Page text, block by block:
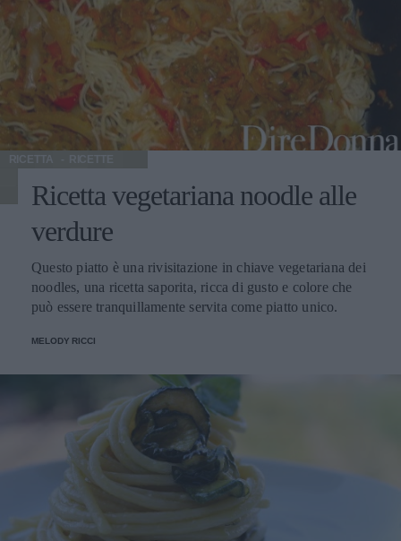
RICETTA
Ricetta vegetariana noodle alle
verdure
Questo piatto è una rivisitazione in chiave vegetariana dei
noodles, una ricetta saporita, ricca di gusto e colore che
può essere tranquillamente servita come piatto unico.
MELODY RICCI